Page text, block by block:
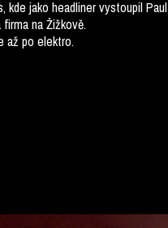
kde jako headliner vystoupil Paul
na Žižkově.
až po elektro.